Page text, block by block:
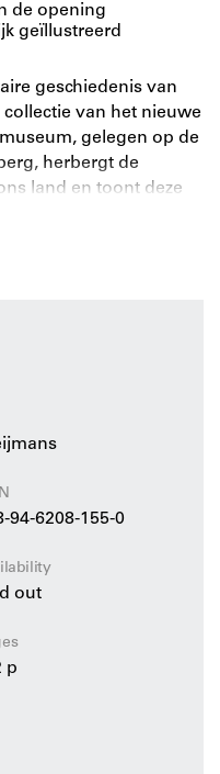
de opening
geïllustreerd
geschiedenis van
van het nieuwe
gelegen op de
herbergt de
land en toont deze
spectaculaire
de samenhang
van het museum en
de collectie, die
94-6208-155-0
out
p